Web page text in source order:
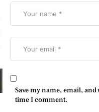
Save my name, email,
time I comment.